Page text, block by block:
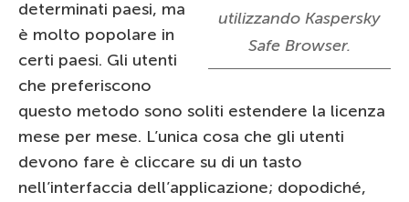
utilizzando Kaspersky
Safe Browser.
determinati paesi, ma
è molto popolare in
certi paesi. Gli utenti
che preferiscono
questo metodo sono soliti estendere la licenza
mese per mese. L’unica cosa che gli utenti
devono fare è cliccare su di un tasto
nell’interfaccia dell’applicazione; dopodiché,